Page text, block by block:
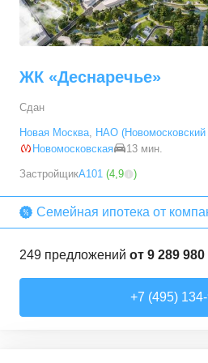
ЖК «Деснаречье»
Сдан
Новая Москва, НАО (Новомосковский
Новомосковская
13 мин.
ЗастройщикА101 (4,9 )
Семейная ипотека от
249 предложений от 9 289 980
+7 (495)